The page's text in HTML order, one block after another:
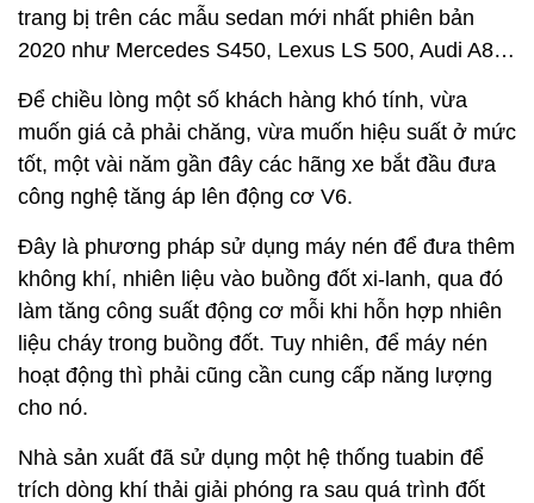
trang bị trên các mẫu sedan mới nhất phiên bản
2020 như Mercedes S450, Lexus LS 500, Audi A8…
Để chiều lòng một số khách hàng khó tính, vừa
muốn giá cả phải chăng, vừa muốn hiệu suất ở mức
tốt, một vài năm gần đây các hãng xe bắt đầu đưa
công nghệ tăng áp lên động cơ V6.
Đây là phương pháp sử dụng máy nén để đưa thêm
không khí, nhiên liệu vào buồng đốt xi-lanh, qua đó
làm tăng công suất động cơ mỗi khi hỗn hợp nhiên
liệu cháy trong buồng đốt. Tuy nhiên, để máy nén
hoạt động thì phải cũng cần cung cấp năng lượng
cho nó.
Nhà sản xuất đã sử dụng một hệ thống tuabin để
trích dòng khí thải giải phóng ra sau quá trình đốt